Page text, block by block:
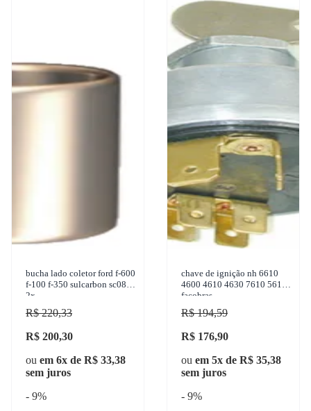
bucha lado coletor ford f-600
f-100 f-350 sulcarbon sc084-
2x
R$ 220,33
R$ 200,30
ou em 6x de R$ 33,38
sem juros
- 9%
chave de ignição nh 6610
4600 4610 4630 7610 5610
facobras
R$ 194,59
R$ 176,90
ou em 5x de R$ 35,38
sem juros
- 9%